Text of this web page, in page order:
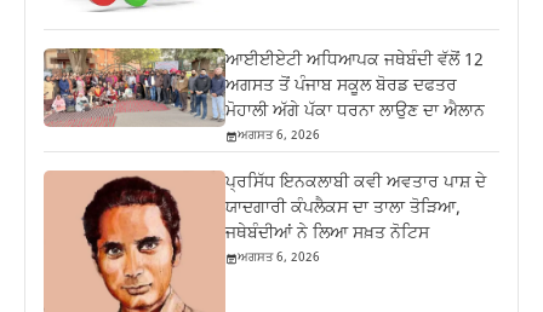
ਆਈਈਏਟੀ ਅਧਿਆਪਕ ਜਥੇਬੰਦੀ ਵੱਲੋਂ 12
ਅਗਸਤ ਤੋਂ ਪੰਜਾਬ ਸਕੂਲ ਬੋਰਡ ਦਫਤਰ
ਮੋਹਾਲੀ ਅੱਗੇ ਪੱਕਾ ਧਰਨਾ ਲਾਉਣ ਦਾ ਐਲਾਨ
ਅਗਸਤ 6, 2026
ਪ੍ਰਸਿੱਧ ਇਨਕਲਾਬੀ ਕਵੀ ਅਵਤਾਰ ਪਾਸ਼ ਦੇ
ਯਾਦਗਾਰੀ ਕੰਪਲੈਕਸ ਦਾ ਤਾਲਾ ਤੋੜਿਆ,
ਜਥੇਬੰਦੀਆਂ ਨੇ ਲਿਆ ਸਖ਼ਤ ਨੋਟਿਸ
ਅਗਸਤ 6, 2026